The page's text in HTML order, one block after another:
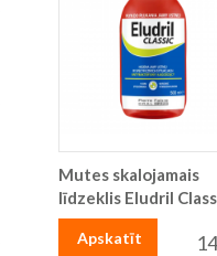
Mutes skalojamais
līdzeklis Eludril
Apskatīt